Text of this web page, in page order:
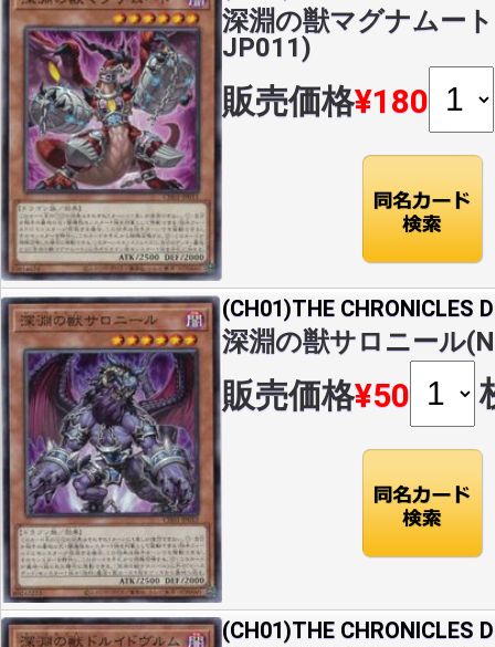
深淵の獣マグナムー
JP011)
販売価格¥180
(CH01)THE CHRONICLES
深淵の獣サロニール
販売価格¥50
(CH01)THE CHRONICLES